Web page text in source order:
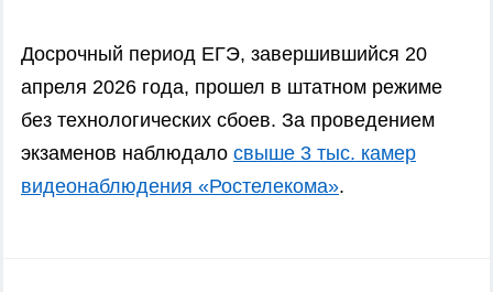
Досрочный период ЕГЭ, завершившийся 20
апреля 2026 года, прошел в штатном режиме
без технологических сбоев. За проведением
экзаменов наблюдало свыше 3 тыс. камер
видеонаблюдения «Ростелекома».